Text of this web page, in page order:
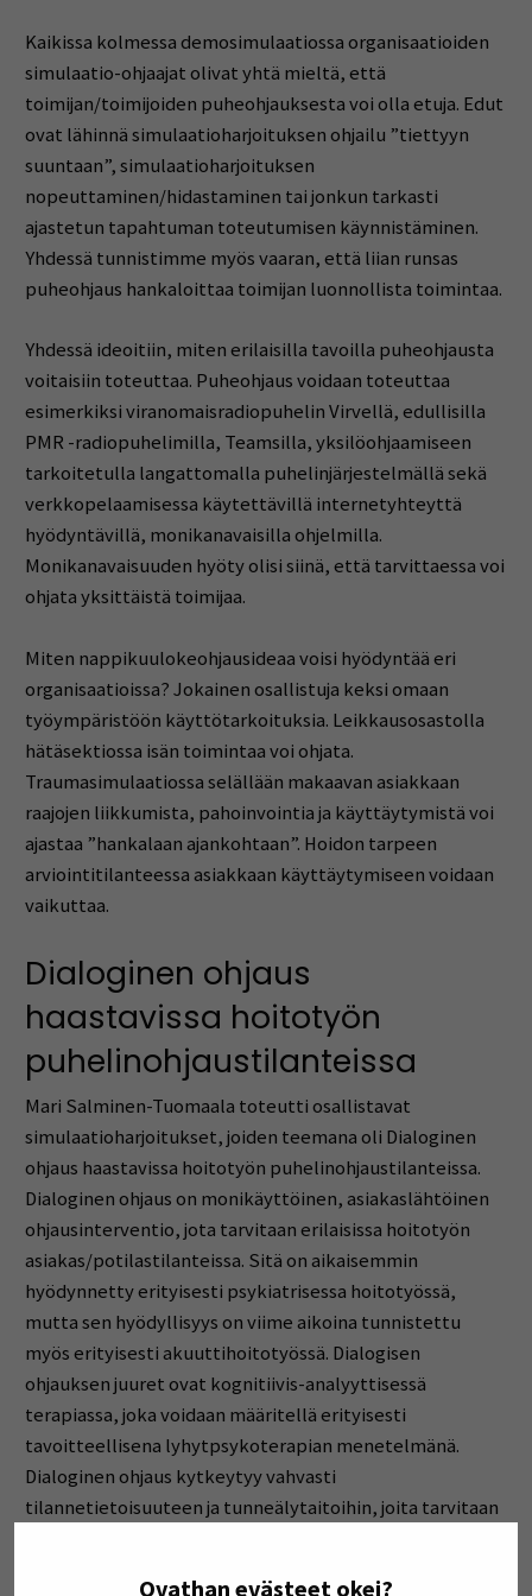
Ovathan evästeet okei?
Kaikissa kolmessa demosimulaatiossa organisaatioiden
simulaatio-ohjaajat olivat yhtä mieltä, että
toimijan/toimijoiden puheohjauksesta voi olla etuja. Edut
ovat lähinnä simulaatioharjoituksen ohjailu ”tiettyyn
suuntaan”, simulaatioharjoituksen
nopeuttaminen/hidastaminen tai jonkun tarkasti
ajastetun tapahtuman toteutumisen käynnistäminen.
Yhdessä tunnistimme myös vaaran, että liian runsas
puheohjaus hankaloittaa toimijan luonnollista toimintaa.
Yhdessä ideoitiin, miten erilaisilla tavoilla puheohjausta
voitaisiin toteuttaa. Puheohjaus voidaan toteuttaa
esimerkiksi viranomaisradiopuhelin Virvellä, edullisilla
PMR -radiopuhelimilla, Teamsilla, yksilöohjaamiseen
tarkoitetulla langattomalla puhelinjärjestelmällä sekä
verkkopelaamisessa käytettävillä internetyhteyttä
hyödyntävillä, monikanavaisilla ohjelmilla.
Monikanavaisuuden hyöty olisi siinä, että tarvittaessa voi
ohjata yksittäistä toimijaa.
Miten nappikuulokeohjausideaa voisi hyödyntää eri
organisaatioissa? Jokainen osallistuja keksi omaan
työympäristöön käyttötarkoituksia. Leikkausosastolla
hätäsektiossa isän toimintaa voi ohjata.
Traumasimulaatiossa selällään makaavan asiakkaan
raajojen liikkumista, pahoinvointia ja käyttäytymistä voi
ajastaa ”hankalaan ajankohtaan”. Hoidon tarpeen
arviointitilanteessa asiakkaan käyttäytymiseen voidaan
vaikuttaa.
Dialoginen ohjaus
haastavissa hoitotyön
puhelinohjaustilanteissa
Mari Salminen-Tuomaala toteutti osallistavat
simulaatioharjoitukset, joiden teemana oli Dialoginen
ohjaus haastavissa hoitotyön puhelinohjaustilanteissa.
Dialoginen ohjaus on monikäyttöinen, asiakaslähtöinen
ohjausinterventio, jota tarvitaan erilaisissa hoitotyön
asiakas/potilastilanteissa. Sitä on aikaisemmin
hyödynnetty erityisesti psykiatrisessa hoitotyössä,
mutta sen hyödyllisyys on viime aikoina tunnistettu
myös erityisesti akuuttihoitotyössä. Dialogisen
ohjauksen juuret ovat kognitiivis-analyyttisessä
terapiassa, joka voidaan määritellä erityisesti
tavoitteellisena lyhytpsykoterapian menetelmänä.
Dialoginen ohjaus kytkeytyy vahvasti
tilannetietoisuuteen ja tunneälytaitoihin, joita tarvitaan